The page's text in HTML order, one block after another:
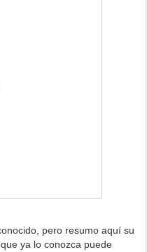
pero resumo aquí su
ya lo conozca puede